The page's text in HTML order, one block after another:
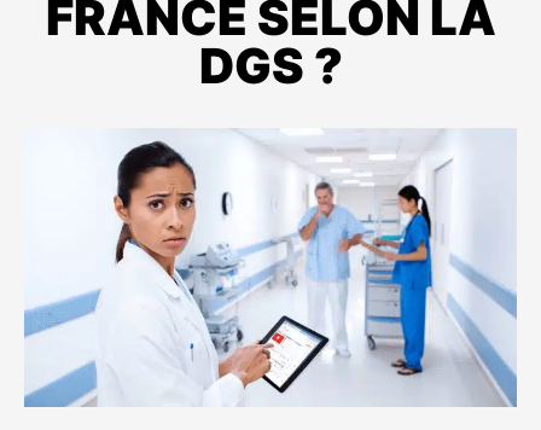
FRANCE SELON LA
DGS ?